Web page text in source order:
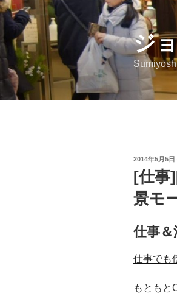
コ
ツ
へ
ジ
投
日:
2014年5月5日
[仕事
景モ
仕事＆
仕事でも
もともと